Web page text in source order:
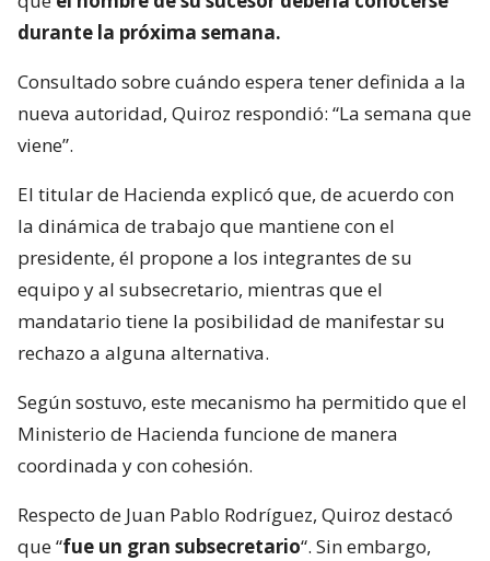
durante la próxima semana.
Consultado sobre cuándo espera tener definida a la
nueva autoridad, Quiroz respondió: “La semana que
viene”.
El titular de Hacienda explicó que, de acuerdo con
la dinámica de trabajo que mantiene con el
presidente, él propone a los integrantes de su
equipo y al subsecretario, mientras que el
mandatario tiene la posibilidad de manifestar su
rechazo a alguna alternativa.
Según sostuvo, este mecanismo ha permitido que el
Ministerio de Hacienda funcione de manera
coordinada y con cohesión.
Respecto de Juan Pablo Rodríguez, Quiroz destacó
que “fue un gran subsecretario“. Sin embargo,